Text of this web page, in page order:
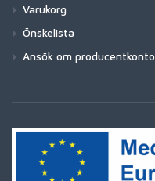
Varukorg
Önskelista
Ansök om producentkonto